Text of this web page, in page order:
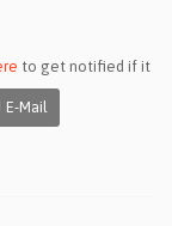
to get notified if it
E-Mail